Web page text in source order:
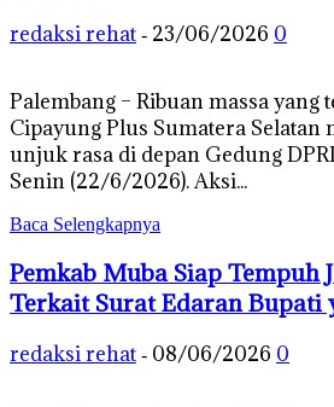
redaksi rehat - 23/06/2026 0
Palembang – Ribuan massa yang
Cipayung Plus Sumatera Selatan
unjuk rasa di depan Gedung
Senin (22/6/2026). Aksi...
Baca Selengkapnya
Pemkab Muba Siap Tempuh
Terkait Surat Edaran Bupati
redaksi rehat - 08/06/2026 0